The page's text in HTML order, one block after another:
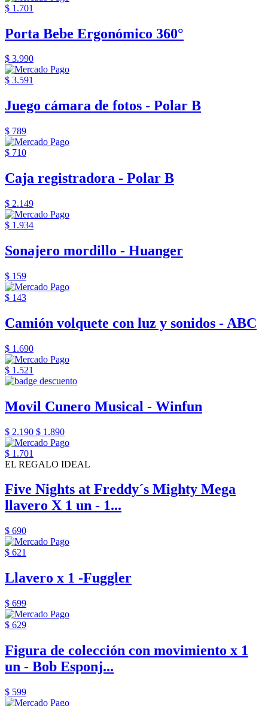
$ 1.701
Porta Bebe Ergonómico 360°
$ 3.990
$ 3.591
Juego cámara de fotos - Polar B
$ 789
$ 710
Caja registradora - Polar B
$ 2.149
$ 1.934
Sonajero mordillo - Huanger
$ 159
$ 143
Camión volquete con luz y sonidos - ABC
$ 1.690
$ 1.521
Movil Cunero Musical - Winfun
$ 2.190 $ 1.890
$ 1.701
EL REGALO IDEAL
Five Nights at Freddy´s Mighty Mega
llavero X 1 un - 1...
$ 690
$ 621
Llavero x 1 -Fuggler
$ 699
$ 629
Figura de colección con movimiento x 1
un - Bob Esponj...
$ 599